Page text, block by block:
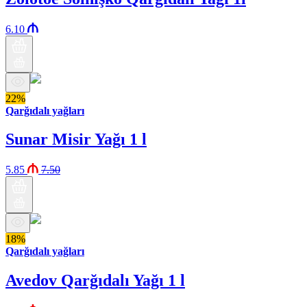
6.10
22%
Qarğıdalı yağları
Sunar Misir Yağı 1 l
5.85 7.50
18%
Qarğıdalı yağları
Avedov Qarğıdalı Yağı 1 l